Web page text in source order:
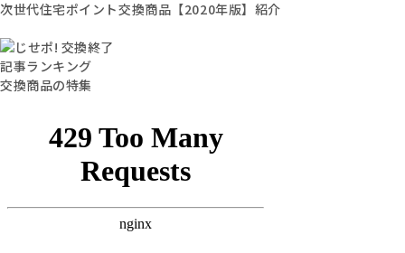
次世代住宅ポイント交換商品【2020年版】紹介
記事ランキング
交換商品の特集